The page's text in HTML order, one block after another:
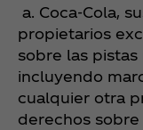
a. Coca‑Cola,
propietarios
sobre las
incluyendo
cualquier otra
derechos